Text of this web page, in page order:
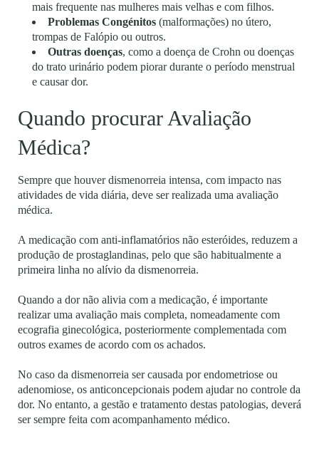
mais frequente nas mulheres mais velhas e com filhos.
Problemas Congénitos (malformações) no útero,
trompas de Falópio ou outros.
Outras doenças, como a doença de Crohn ou doenças
do trato urinário podem piorar durante o período menstrual
e causar dor.
Quando procurar Avaliação
Médica?
Sempre que houver dismenorreia intensa, com impacto nas
atividades de vida diária, deve ser realizada uma avaliação
médica.
A medicação com anti-inflamatórios não esteróides, reduzem a
produção de prostaglandinas, pelo que são habitualmente a
primeira linha no alívio da dismenorreia.
Quando a dor não alivia com a medicação, é importante
realizar uma avaliação mais completa, nomeadamente com
ecografia ginecológica, posteriormente complementada com
outros exames de acordo com os achados.
No caso da dismenorreia ser causada por endometriose ou
adenomiose, os anticoncepcionais podem ajudar no controle da
dor. No entanto, a gestão e tratamento destas patologias, deverá
ser sempre feita com acompanhamento médico.